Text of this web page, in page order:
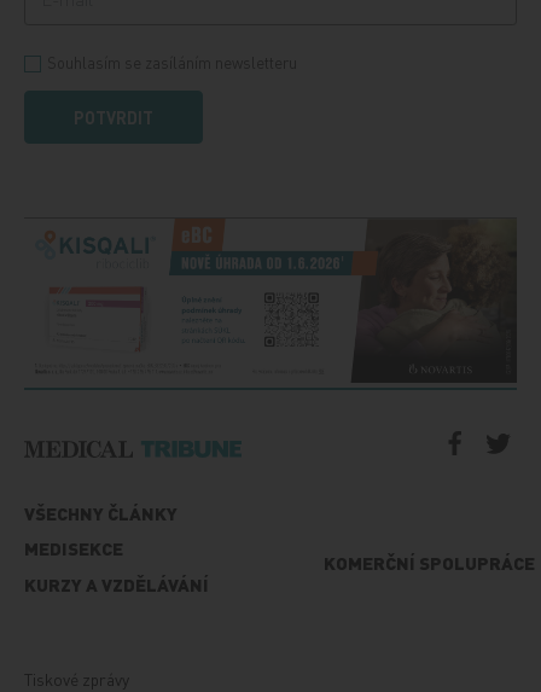
POTVRDIT
VŠECHNY ČLÁNKY
MEDISEKCE
KURZY A VZDĚLÁVÁNÍ
KOMERČNÍ SPOLUPRÁCE
Tiskové zprávy